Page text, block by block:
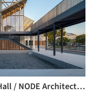
Wujiang Wedding Hall / NODE Architecture & Urbanism